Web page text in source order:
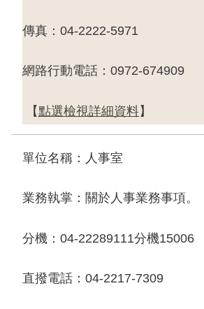
傳真： 04-2222-5971
網路行動電話： 0972-674909
【點選檢視詳細資料】
單位名稱：人事室
業務執掌：關於人事業務事項。
分機： 04-22289111分機15006
直撥電話： 04-2217-7309